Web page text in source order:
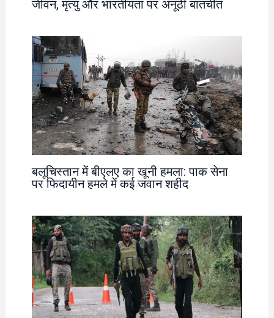
जीवन, मृत्यु और भारतीयता पर अनूठी बातचीत
बलूचिस्तान में बीएलए का खूनी हमला: पाक सेना
पर फिदायीन हमले में कई जवान शहीद